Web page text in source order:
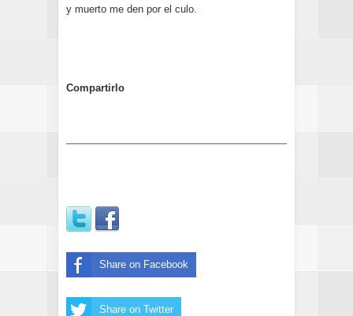
y muerto me den por el culo.
Compartirlo
Share on Facebook
Share on Twitter